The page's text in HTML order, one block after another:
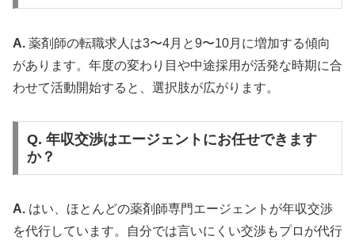
A. 薬剤師の転職求人は3〜4月と9〜10月に増加する傾向
があります。年度の変わり目や中途採用が活発な時期に合
わせて活動開始すると、選択肢が広がります。
Q. 年収交渉はエージェントにお任せできます
か？
A. はい、ほとんどの薬剤師専門エージェントが年収交渉
を代行しています。自分では言いにくい交渉もプロが代行